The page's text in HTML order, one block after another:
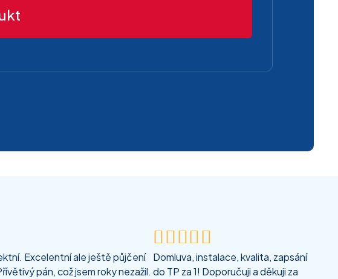
Excelentní ale ještě půjčení
pán, což jsem roky nezažil.

Domluva, instalace, kvalita, zapsání
do TP za 1! Doporučuji a děkuji za